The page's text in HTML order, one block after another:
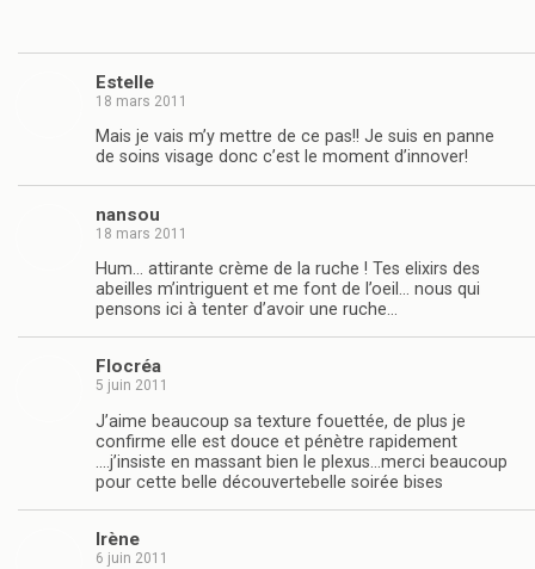
Estelle
18 mars 2011
Mais je vais m’y mettre de ce pas!! Je suis en panne
de soins visage donc c’est le moment d’innover!
nansou
18 mars 2011
Hum… attirante crème de la ruche ! Tes elixirs des
abeilles m’intriguent et me font de l’oeil… nous qui
pensons ici à tenter d’avoir une ruche…
Flocréa
5 juin 2011
J’aime beaucoup sa texture fouettée, de plus je
confirme elle est douce et pénètre rapidement
….j’insiste en massant bien le plexus…merci beaucoup
pour cette belle découvertebelle soirée bises
Irène
6 juin 2011